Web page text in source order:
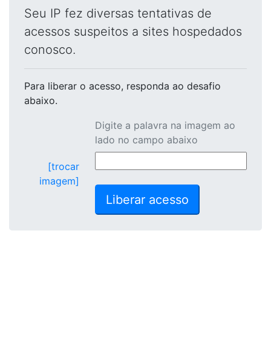
Seu IP fez diversas tentativas de
acessos suspeitos a sites hospedados
conosco.
Para liberar o acesso, responda ao desafio
abaixo.
[trocar
imagem]
Digite a palavra na imagem ao
lado no campo abaixo